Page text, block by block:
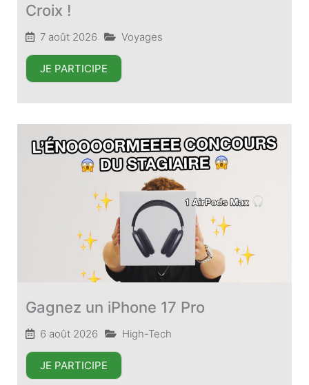
Croix !
7 août 2026 Voyages
JE PARTICIPE
Gagnez un iPhone 17 Pro
6 août 2026 High-Tech
JE PARTICIPE